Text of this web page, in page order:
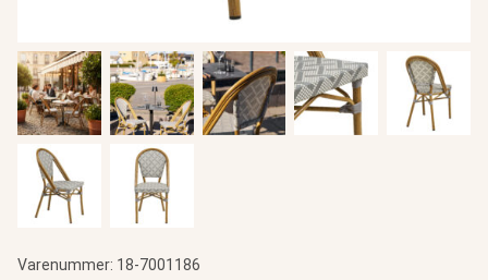
Varenummer: 18-7001186